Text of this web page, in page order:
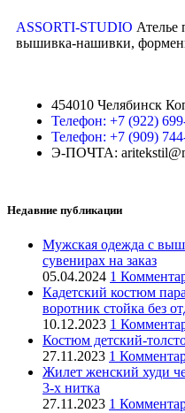
ASSORTI-STUDIO
вышивка-нашивки,
454010 Челябинск
Телефон: +7 (922)
Телефон: +7 (909)
Э-ПОЧТА:
Недавние публикации
Мужская одежда с
сувенирах на заказ
05.04.2024 1
Кадетский костюм
воротник стойка без
10.12.2023 1
Костюм детский-
27.11.2023 1
Жилет женский худи
3-х нитка
27.11.2023 1